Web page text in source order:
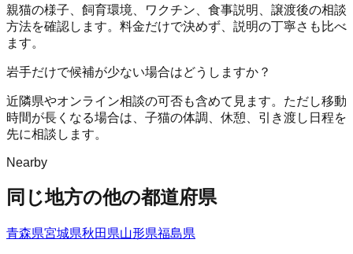
親猫の様子、飼育環境、ワクチン、食事説明、譲渡後の相談
方法を確認します。料金だけで決めず、説明の丁寧さも比べ
ます。
岩手だけで候補が少ない場合はどうしますか？
近隣県やオンライン相談の可否も含めて見ます。ただし移動
時間が長くなる場合は、子猫の体調、休憩、引き渡し日程を
先に相談します。
Nearby
同じ地方の他の都道府県
青森県宮城県秋田県山形県福島県